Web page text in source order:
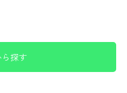
ら探す